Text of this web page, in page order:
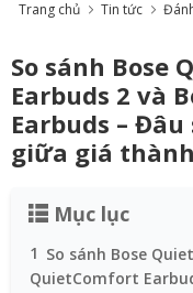
Trang chủ Tin tức
So sánh Bose
Earbuds 2 và
Earbuds –
giữa giá
Mục lục
1 So sánh Bose
QuietComfort